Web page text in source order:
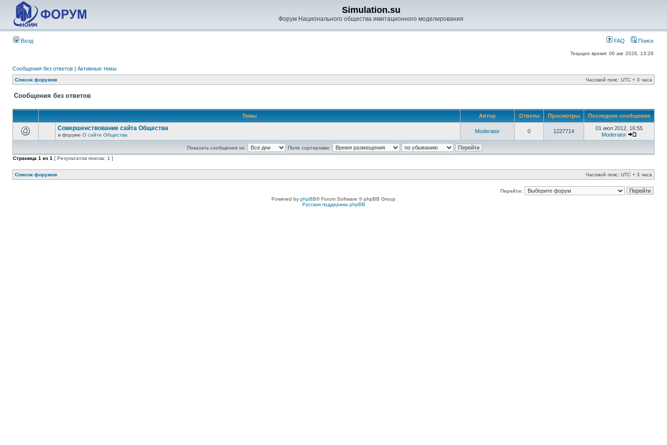
Simulation.su
Форум Национального общества имитационного моделирования
Вход FAQ Поиск
Текущее время: 06 авг 2026, 13:28
Сообщения без ответов | Активные темы
Список форумов Часовой пояс: UTC + 3 часа
Сообщения без ответов
Темы Автор Ответы Просмотры Последнее сообщение
Совершенствование сайта Общества
в форуме О сайте Общества
Moderator 0 1227714
01 июл 2012, 16:55
Moderator
Показать сообщения за:
Поле сортировки:
Страница 1 из 1 [ Результатов поиска: 1 ]
Список форумов Часовой пояс: UTC + 3 часа
Перейти:
Powered by phpBB® Forum Software © phpBB Group
Русская поддержка phpBB